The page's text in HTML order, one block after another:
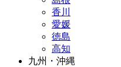
香川
愛媛
徳島
高知
九州・沖縄